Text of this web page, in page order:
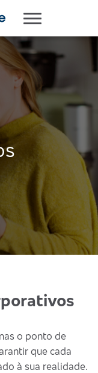
o ponto de
que cada
à sua realidade.